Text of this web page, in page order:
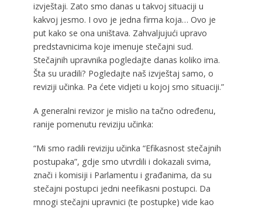
izvještaji. Zato smo danas u takvoj situaciji u
kakvoj jesmo. I ovo je jedna firma koja… Ovo je
put kako se ona uništava. Zahvaljujući upravo
predstavnicima koje imenuje stečajni sud.
Stečajnih upravnika pogledajte danas koliko ima.
Šta su uradili? Pogledajte naš izvještaj samo, o
reviziji učinka. Pa ćete vidjeti u kojoj smo situaciji.”
A generalni revizor je mislio na tačno određenu,
ranije pomenutu reviziju učinka:
“Mi smo radili reviziju učinka “Efikasnost stečajnih
postupaka”, gdje smo utvrdili i dokazali svima,
znači i komisiji i Parlamentu i građanima, da su
stečajni postupci jedni neefikasni postupci. Da
mnogi stečajni upravnici (te postupke) vide kao